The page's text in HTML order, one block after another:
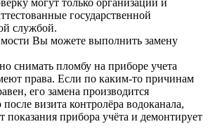
государственной
службой.
Вы можете выполнить замену
снимать пломбу на приборе учета
права. Если по каким-то причинам
его замена производится
визита контролёра водоканала,
показания прибора учёта и демонтирует